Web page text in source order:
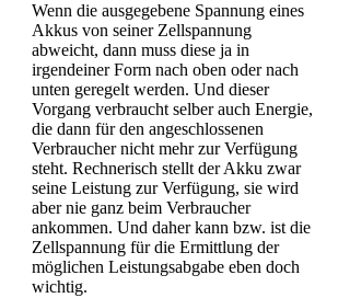
Wenn die ausgegebene Spannung eines
Akkus von seiner Zellspannung
abweicht, dann muss diese ja in
irgendeiner Form nach oben oder nach
unten geregelt werden. Und dieser
Vorgang verbraucht selber auch Energie,
die dann für den angeschlossenen
Verbraucher nicht mehr zur Verfügung
steht. Rechnerisch stellt der Akku zwar
seine Leistung zur Verfügung, sie wird
aber nie ganz beim Verbraucher
ankommen. Und daher kann bzw. ist die
Zellspannung für die Ermittlung der
möglichen Leistungsabgabe eben doch
wichtig.